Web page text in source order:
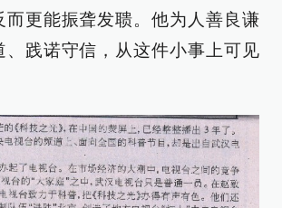
而更能振聋发聩。他为人善良谦
、践诺守信，从这件小事上可见